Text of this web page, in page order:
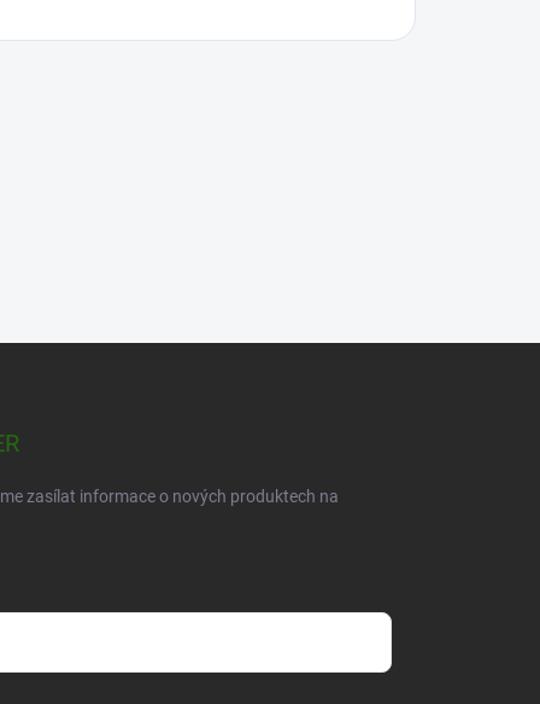
zasílat informace o nových produktech na